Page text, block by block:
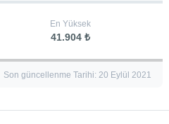
En Yüksek
41.904 ₺
Son güncellenme Tarihi: 20 Eylül 2021